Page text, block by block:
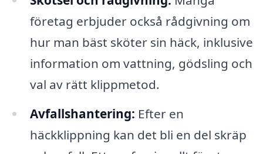
företag erbjuder också rådgivning om
hur man bäst sköter sin häck, inklusive
information om vattning, gödsling och
val av rätt klippmetod.
Avfallshantering: Efter en
häckklippning kan det bli en del skräp